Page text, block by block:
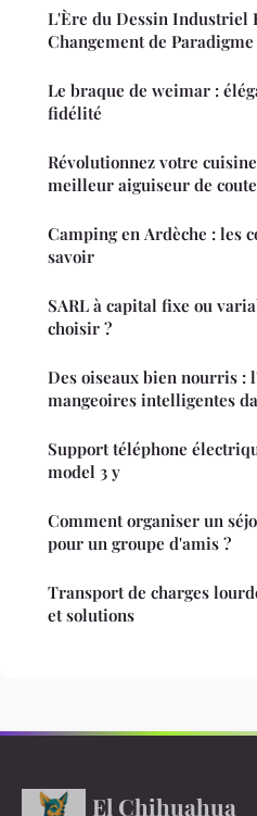
L'Ère du Dessin Industriel
Changement de Paradigme
Le braque de weimar :
fidélité
Révolutionnez votre
meilleur aiguiseur de
Camping en Ardèche : les
savoir
SARL à capital fixe ou
choisir ?
Des oiseaux bien nourris :
mangeoires intelligentes
Support téléphone
model 3 y
Comment organiser un
pour un groupe d'amis ?
Transport de charges
et solutions
El Chihuahua